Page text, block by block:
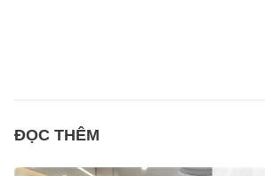
ĐỌC THÊM